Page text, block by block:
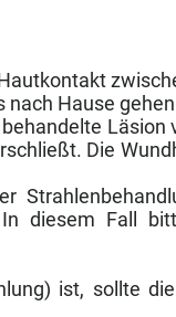
nach Hause
Die
diesem Fall
ist, sollte